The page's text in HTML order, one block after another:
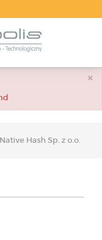
×
Native Hash Sp. z o.o.